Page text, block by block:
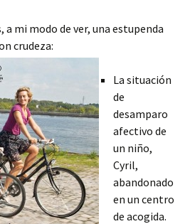
a mi modo de ver, una estupenda
crudeza:
La situación
de
desamparo
afectivo de
un niño,
Cyril,
abandonado
en un centro
de acogida.